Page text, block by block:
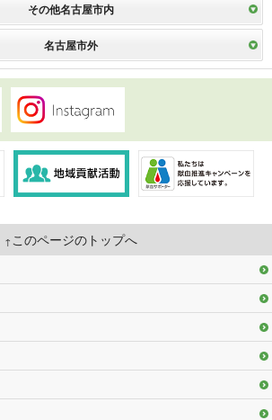
その他名古屋市内
名古屋市外
このページのトップへ